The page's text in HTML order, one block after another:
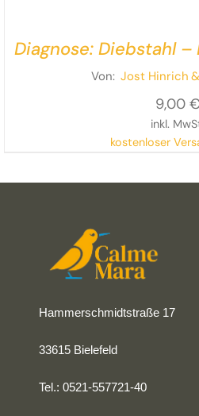
Diagnose: Diebstahl –
Krimi
Von: Jost Hinrich
9,00 €
inkl.
kostenloser
Hammerschmidtstraße 17
33615 Bielefeld
Tel.: 0521-557721-40